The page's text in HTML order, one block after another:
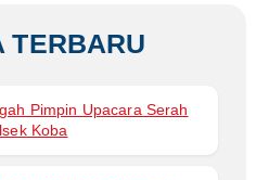
TERBARU
Pimpin Upacara Serah
Koba